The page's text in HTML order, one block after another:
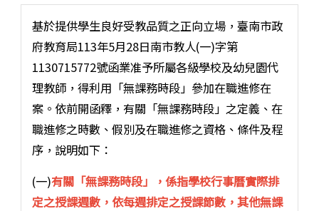
基於提供學生良好受教品質之正向立場，臺南市政
府教育局113年5月28日南市教人(一)字第
1130715772號函業准予所屬各級學校及幼兒園代
理教師，得利用「無課務時段」參加在職進修在
案。依前開函釋，有關「無課務時段」之定義、在
職進修之時數、假別及在職進修之資格、條件及程
序，說明如下：
(一)有關「無課務時段」，係指學校行事曆實際排
定之授課週數，依每週排定之授課節數，其他無課